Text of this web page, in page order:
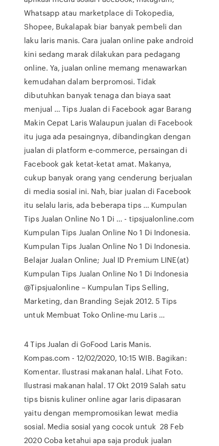
Whatsapp atau marketplace di Tokopedia,
Shopee, Bukalapak biar banyak pembeli dan
laku laris manis. Cara jualan online pake android
kini sedang marak dilakukan para pedagang
online. Ya, jualan online memang menawarkan
kemudahan dalam berpromosi. Tidak
dibutuhkan banyak tenaga dan biaya saat
menjual … Tips Jualan di Facebook agar Barang
Makin Cepat Laris Walaupun jualan di Facebook
itu juga ada pesaingnya, dibandingkan dengan
jualan di platform e-commerce, persaingan di
Facebook gak ketat-ketat amat. Makanya,
cukup banyak orang yang cenderung berjualan
di media sosial ini. Nah, biar jualan di Facebook
itu selalu laris, ada beberapa tips … Kumpulan
Tips Jualan Online No 1 Di ... - tipsjualonline.com
Kumpulan Tips Jualan Online No 1 Di Indonesia.
Kumpulan Tips Jualan Online No 1 Di Indonesia.
Belajar Jualan Online; Jual ID Premium LINE(at)
Kumpulan Tips Jualan Online No 1 Di Indonesia
@Tipsjualonline – Kumpulan Tips Selling,
Marketing, dan Branding Sejak 2012. 5 Tips
untuk Membuat Toko Online-mu Laris …
4 Tips Jualan di GoFood Laris Manis.
Kompas.com - 12/02/2020, 10:15 WIB. Bagikan:
Komentar. Ilustrasi makanan halal. Lihat Foto.
Ilustrasi makanan halal. 17 Okt 2019 Salah satu
tips bisnis kuliner online agar laris dipasaran
yaitu dengan mempromosikan lewat media
sosial. Media sosial yang cocok untuk 28 Feb
2020 Coba ketahui apa saja produk jualan